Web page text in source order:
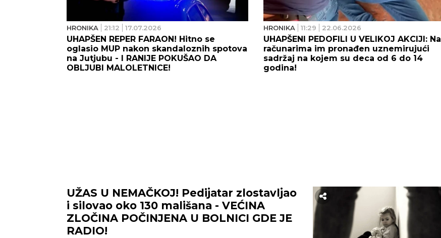
HRONIKA 21:12 17.07.2026
UHAPŠEN REPER FARAON! Hitno se
oglasio MUP nakon skandaloznih spotova
na Jutjubu - I RANIJE POKUŠAO DA
OBLJUBI MALOLETNICE!
HRONIKA 11:29 22.06.2026
UHAPŠENI PEDOFILI U VELIKOJ AKCIJI: Na
računarima im pronađen uznemirujući
sadržaj na kojem su deca od 6 do 14
godina!
UŽAS U NEMAČKOJ! Pedijatar zlostavljao
i silovao oko 130 mališana - VEĆINA
ZLOČINA POČINJENA U BOLNICI GDE JE
RADIO!